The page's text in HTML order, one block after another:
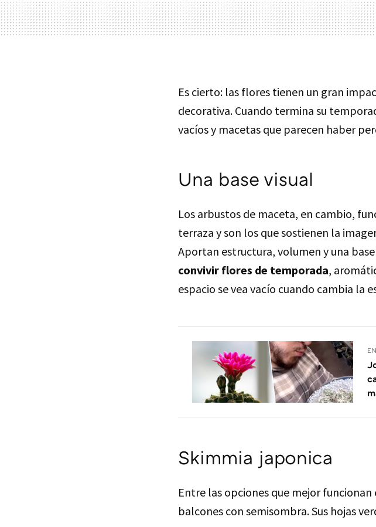
Es cierto: las flores tienen un gran
decorativa. Cuando termina su
vacíos y macetas que parecen haber
Una base visual
Los arbustos de maceta, en cambio,
terraza y son los que sostienen la
Aportan estructura, volumen y una
convivir flores de temporada,
espacio se vea vacío cuando cambia la
Skimmia japonica
Entre las opciones que mejor
balcones con semisombra. Sus hojas